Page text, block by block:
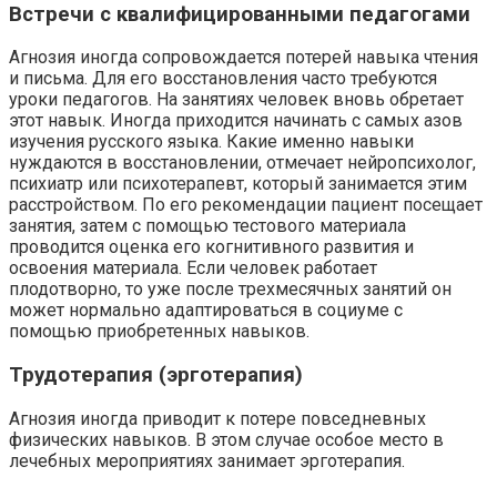
Встречи с квалифицированными педагогами
Агнозия иногда сопровождается потерей навыка чтения
и письма. Для его восстановления часто требуются
уроки педагогов. На занятиях человек вновь обретает
этот навык. Иногда приходится начинать с самых азов
изучения русского языка. Какие именно навыки
нуждаются в восстановлении, отмечает нейропсихолог,
психиатр или психотерапевт, который занимается этим
расстройством. По его рекомендации пациент посещает
занятия, затем с помощью тестового материала
проводится оценка его когнитивного развития и
освоения материала. Если человек работает
плодотворно, то уже после трехмесячных занятий он
может нормально адаптироваться в социуме с
помощью приобретенных навыков.
Трудотерапия (эрготерапия)
Агнозия иногда приводит к потере повседневных
физических навыков. В этом случае особое место в
лечебных мероприятиях занимает эрготерапия.